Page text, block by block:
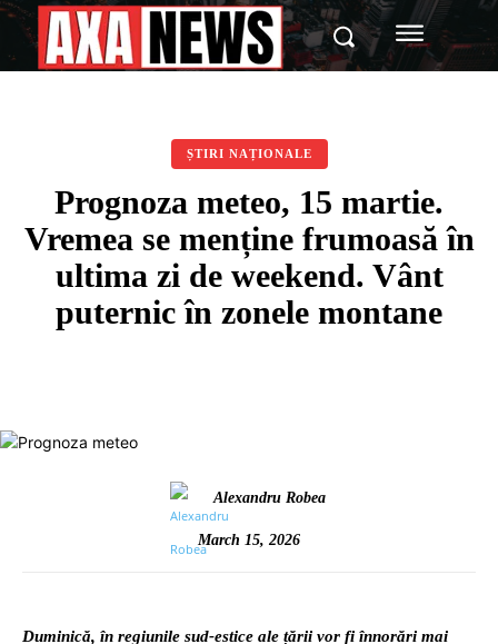
ȘTIRI NAȚIONALE
Prognoza meteo, 15 martie.
Vremea se menține frumoasă în
ultima zi de weekend. Vânt
puternic în zonele montane
Alexandru Robea
March 15, 2026
Duminică, în regiunile sud-estice ale țării vor fi înnorări mai